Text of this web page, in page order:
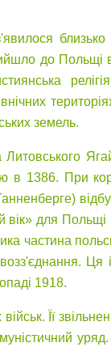
до Польщі
релігія
земель.
Литовського
в 1386. При
вік» для
частина
Ця
1918.
Її